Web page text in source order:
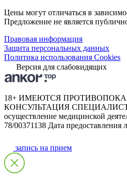
Цены могут отличаться в
Предложение не является
Правовая информация
Защита персональных данных
Политика использования Cookies
Версия для слабовидящих
18+ ИМЕЮТСЯ
КОНСУЛЬТАЦИЯ
осуществление медицинской
78/00371138 Дата предоставления
запись на прием